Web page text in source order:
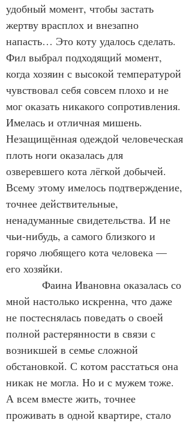
удобный момент, чтобы застать
жертву врасплох и внезапно
напасть… Это коту удалось сделать.
Фил выбрал подходящий момент,
когда хозяин с высокой температурой
чувствовал себя совсем плохо и не
мог оказать никакого сопротивления.
Имелась и отличная мишень.
Незащищённая одеждой человеческая
плоть ноги оказалась для
озверевшего кота лёгкой добычей.
Всему этому имелось подтверждение,
точнее действительные,
ненадуманные свидетельства. И не
чьи-нибудь, а самого близкого и
горячо любящего кота человека —
его хозяйки.
мной настолько искренна, что даже
не постеснялась поведать о своей
полной растерянности в связи с
возникшей в семье сложной
обстановкой. С котом расстаться она
никак не могла. Но и с мужем тоже.
А всем вместе жить, точнее
проживать в одной квартире, стало